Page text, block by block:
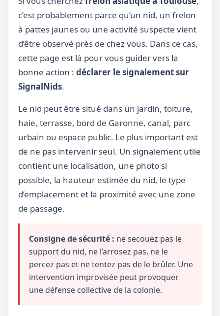
c’est probablement parce qu’un nid, un frelon
à pattes jaunes ou une activité suspecte vient
d’être observé près de chez vous. Dans ce cas,
cette page est là pour vous guider vers la
bonne action : déclarer le signalement sur
SignalNids.
Le nid peut être situé dans un jardin, toiture,
haie, terrasse, bord de Garonne, canal, parc
urbain ou espace public. Le plus important est
de ne pas intervenir seul. Un signalement utile
contient une localisation, une photo si
possible, la hauteur estimée du nid, le type
d’emplacement et la proximité avec une zone
de passage.
Consigne de sécurité : ne secouez pas le
support du nid, ne l’arrosez pas, ne le
percez pas et ne tentez pas de le brûler. Une
intervention improvisée peut provoquer
une défense collective de la colonie.